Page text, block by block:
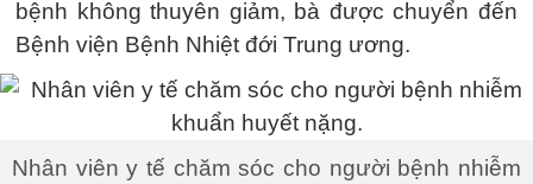
bệnh không thuyên giảm, bà được chuyển đến
Bệnh viện Bệnh Nhiệt đới Trung ương.
Nhân viên y tế chăm sóc cho người bệnh nhiễm